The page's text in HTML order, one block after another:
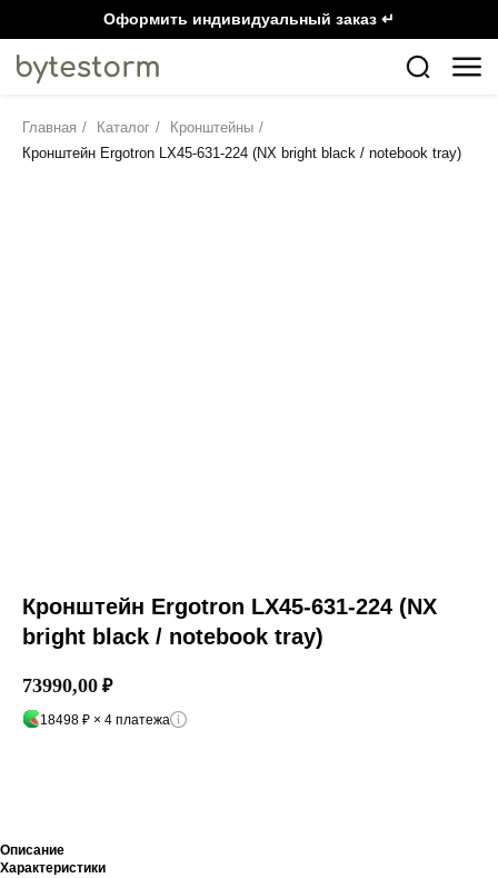
Оформить индивидуальный заказ ↵
Главная / Каталог / Кронштейны /
Кронштейн Ergotron LX45-631-224 (NX bright black / notebook tray)
Кронштейн Ergotron LX45-631-224 (NX
bright black / notebook tray)
73990,00 ₽
18498 ₽ × 4 платежа
Описание
Характеристики